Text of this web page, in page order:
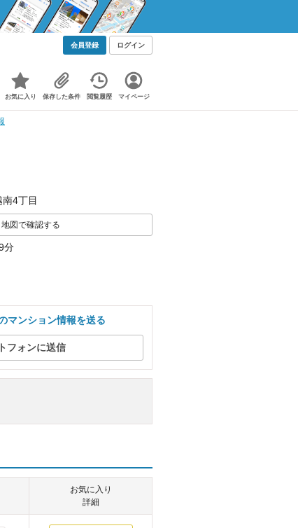
会員登録 ログイン
お気に入り 保存した条件 閲覧履歴 マイページ
南4丁目
地図で確認する
分
マンション情報を送る
フォンに送信
お気に入り
詳細